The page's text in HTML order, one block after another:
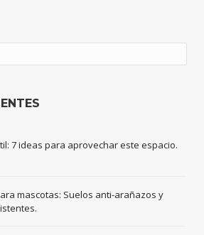
7 ideas para aprovechar este espacio.
mascotas: Suelos anti-arañazos y